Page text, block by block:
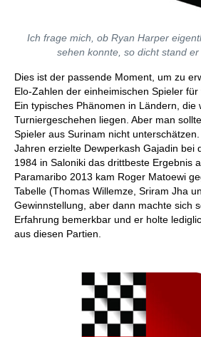
Ich frage mich, ob Ryan Harper
sehen konnte, so dicht stand
Dies ist der passende Moment, um zu
Elo-Zahlen der einheimischen Spieler für
Ein typisches Phänomen in Ländern, die
Turniergeschehen liegen. Aber man
Spieler aus Surinam nicht
Jahren erzielte Dewperkash Gajadin bei
1984 in Saloniki das drittbeste Ergebnis
Paramaribo 2013 kam Roger Matoewi
Tabelle (Thomas Willemze, Sriram Jha
Gewinnstellung, aber dann machte sich
Erfahrung bemerkbar und er holte
aus diesen Partien.